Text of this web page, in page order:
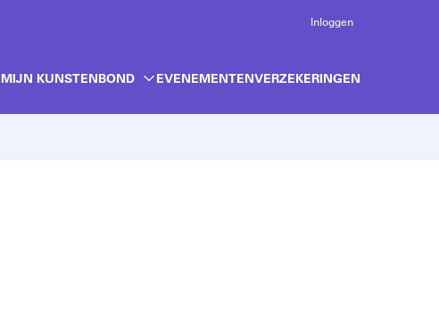
Inloggen
MIJN KUNSTENBOND EVENEMENTENVERZEKERINGEN